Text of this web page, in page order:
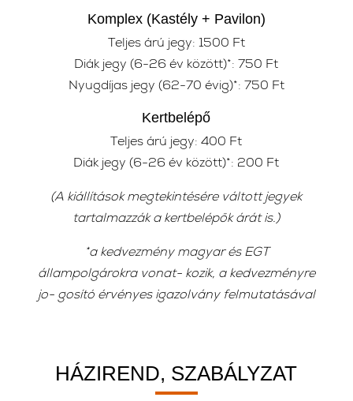
Komplex (Kastély + Pavilon)
Teljes árú jegy: 1500 Ft
Diák jegy (6-26 év között)*: 750 Ft
Nyugdíjas jegy (62-70 évig)*: 750 Ft
Kertbelépő
Teljes árú jegy: 400 Ft
Diák jegy (6-26 év között)*: 200 Ft
(A kiállítások megtekintésére váltott jegyek
tartalmazzák a kertbelépők árát is.)
*a kedvezmény magyar és EGT
állampolgárokra vonat- kozik, a kedvezményre
jo- gosító érvényes igazolvány felmutatásával
HÁZIREND, SZABÁLYZAT